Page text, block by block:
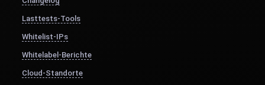
Lasttests-Tools
Whitelist-IPs
Whitelabel-Berichte
Cloud-Standorte